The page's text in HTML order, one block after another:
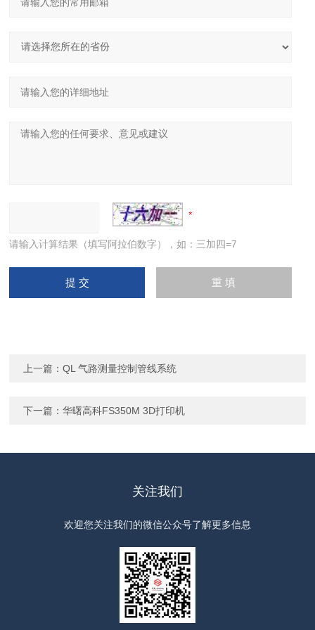
请输入计算结果（填写阿拉伯数字），如：三加四=7
上一篇：QL 气路测量控制管线系统
下一篇：华曙高科FS350M 3D打印机
关注我们
欢迎您关注我们的微信公众号了解更多信息